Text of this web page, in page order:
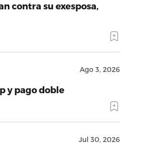
contra su exesposa,
Ago 3, 2026
y pago doble
Jul 30, 2026